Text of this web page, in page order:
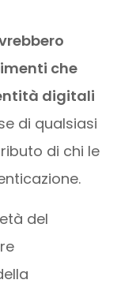
che
digitali
di qualsiasi
di chi le
del